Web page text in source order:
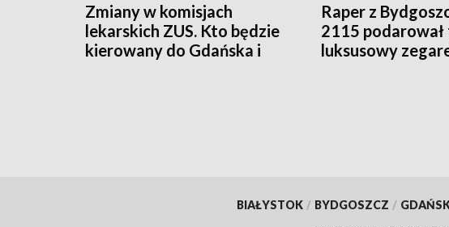
Zmiany w komisjach
lekarskich ZUS. Kto będzie
kierowany do Gdańska i
Raper z
2115 podarował
luksusowy
BIAŁYSTOK / BYDGOSZCZ /